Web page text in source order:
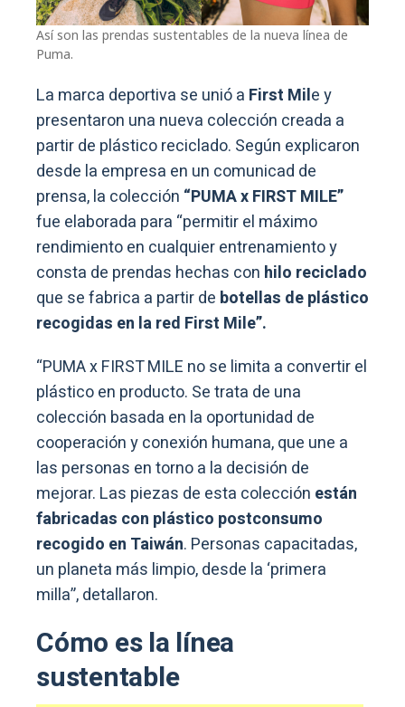
Así son las prendas sustentables de la nueva línea de
Puma.
La marca deportiva se unió a First Mile y
presentaron una nueva colección creada a
partir de plástico reciclado. Según explicaron
desde la empresa en un comunicad de
prensa, la colección “PUMA x FIRST MILE”
fue elaborada para “permitir el máximo
rendimiento en cualquier entrenamiento y
consta de prendas hechas con hilo reciclado
que se fabrica a partir de botellas de plástico
recogidas en la red First Mile”.
“PUMA x FIRST MILE no se limita a convertir el
plástico en producto. Se trata de una
colección basada en la oportunidad de
cooperación y conexión humana, que une a
las personas en torno a la decisión de
mejorar. Las piezas de esta colección están
fabricadas con plástico postconsumo
recogido en Taiwán. Personas capacitadas,
un planeta más limpio, desde la ‘primera
milla”, detallaron.
Cómo es la línea
sustentable